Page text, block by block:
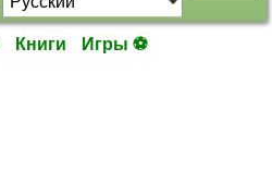
Книги Игры ⚽